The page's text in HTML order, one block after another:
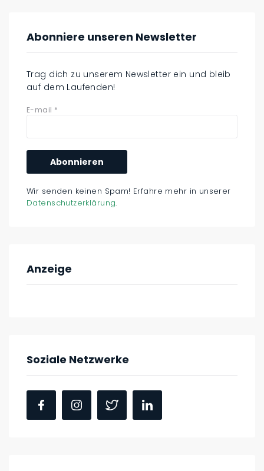
Abonniere unseren Newsletter
Trag dich zu unserem Newsletter ein und bleib
auf dem Laufenden!
E-mail *
Wir senden keinen Spam! Erfahre mehr in unserer
Datenschutzerklärung.
Anzeige
Soziale Netzwerke